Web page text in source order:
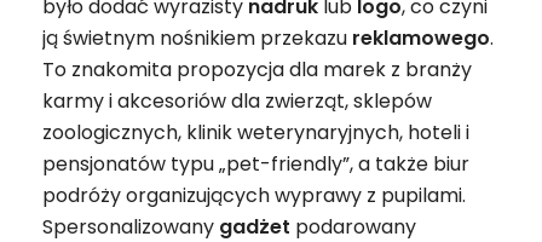
było dodać wyrazisty nadruk lub logo, co czyni
ją świetnym nośnikiem przekazu reklamowego.
To znakomita propozycja dla marek z branży
karmy i akcesoriów dla zwierząt, sklepów
zoologicznych, klinik weterynaryjnych, hoteli i
pensjonatów typu „pet-friendly”, a także biur
podróży organizujących wyprawy z pupilami.
Spersonalizowany gadżet podarowany